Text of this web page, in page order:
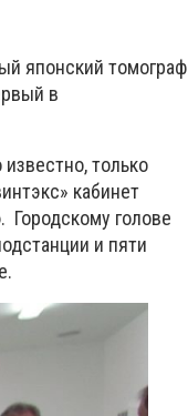
японский томограф
в
только
кабинет
Городскому голове
и пяти